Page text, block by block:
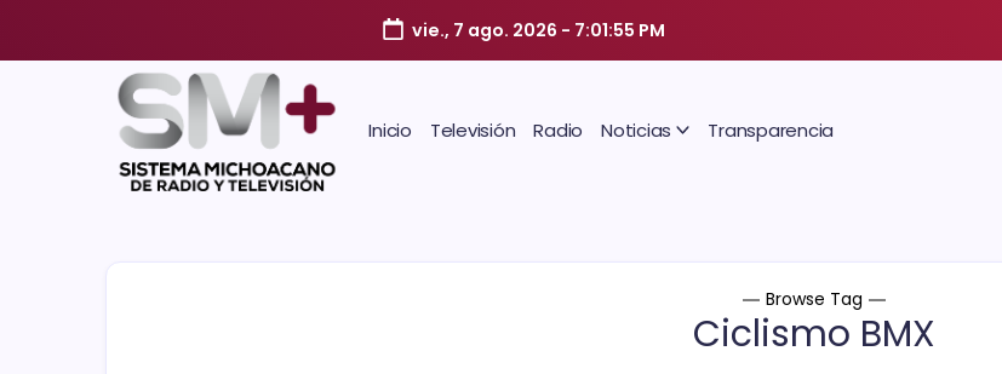
vie., 7 ago. 2026 - 7:01:55 PM
Inicio Televisión Radio Noticias Transparencia
Browse Tag
Ciclismo BMX